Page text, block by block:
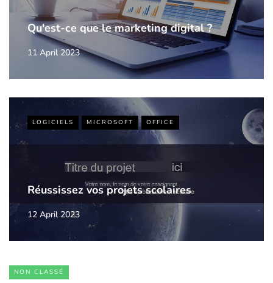
Qu'est-ce que le marketing digital ?
11 April 2023
LOGICIELS MICROSOFT OFFICE
Réussissez vos projets scolaires
12 April 2023
NON CLASSÉ